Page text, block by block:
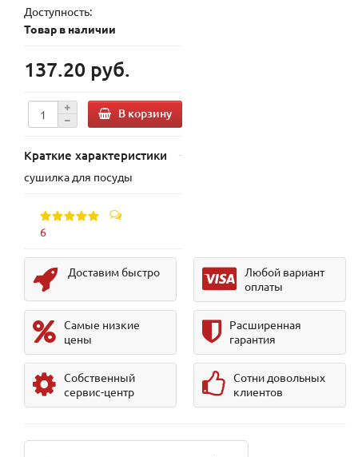
Доступность:
Товар в наличии
137.20 руб.
В корзину
Краткие характеристики
сушилка для посуды
6
Доставим быстро
Любой вариант
оплаты
Самые низкие
цены
Расширенная
гарантия
Собственный
сервис-центр
Сотни довольных
клиентов